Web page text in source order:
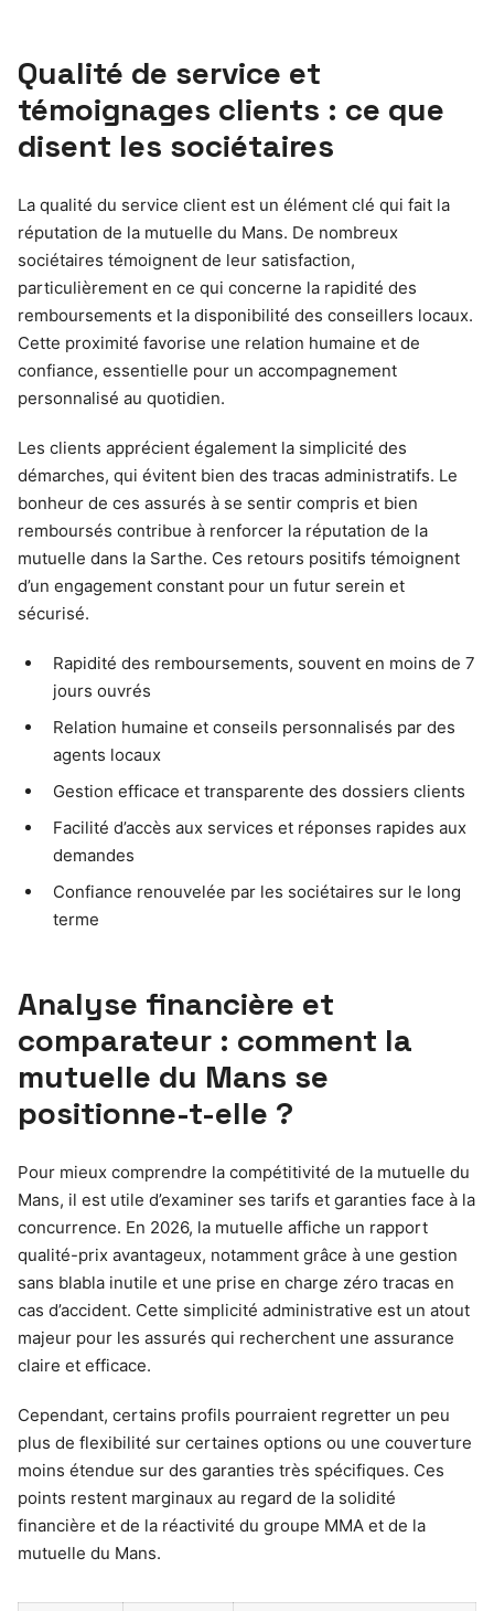
Qualité de service et
témoignages clients : ce que
disent les sociétaires
La qualité du service client est un élément clé qui fait la
réputation de la mutuelle du Mans. De nombreux
sociétaires témoignent de leur satisfaction,
particulièrement en ce qui concerne la rapidité des
remboursements et la disponibilité des conseillers locaux.
Cette proximité favorise une relation humaine et de
confiance, essentielle pour un accompagnement
personnalisé au quotidien.
Les clients apprécient également la simplicité des
démarches, qui évitent bien des tracas administratifs. Le
bonheur de ces assurés à se sentir compris et bien
remboursés contribue à renforcer la réputation de la
mutuelle dans la Sarthe. Ces retours positifs témoignent
d’un engagement constant pour un futur serein et
sécurisé.
Rapidité des remboursements, souvent en moins de 7
jours ouvrés
Relation humaine et conseils personnalisés par des
agents locaux
Gestion efficace et transparente des dossiers clients
Facilité d’accès aux services et réponses rapides aux
demandes
Confiance renouvelée par les sociétaires sur le long
terme
Analyse financière et
comparateur : comment la
mutuelle du Mans se
positionne-t-elle ?
Pour mieux comprendre la compétitivité de la mutuelle du
Mans, il est utile d’examiner ses tarifs et garanties face à la
concurrence. En 2026, la mutuelle affiche un rapport
qualité-prix avantageux, notamment grâce à une gestion
sans blabla inutile et une prise en charge zéro tracas en
cas d’accident. Cette simplicité administrative est un atout
majeur pour les assurés qui recherchent une assurance
claire et efficace.
Cependant, certains profils pourraient regretter un peu
plus de flexibilité sur certaines options ou une couverture
moins étendue sur des garanties très spécifiques. Ces
points restent marginaux au regard de la solidité
financière et de la réactivité du groupe MMA et de la
mutuelle du Mans.